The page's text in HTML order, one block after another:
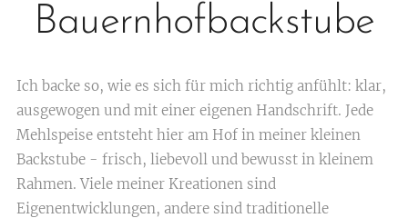
Bauernhofbackstube
Ich backe so, wie es sich für mich richtig anfühlt: klar,
ausgewogen und mit einer eigenen Handschrift. Jede
Mehlspeise entsteht hier am Hof in meiner kleinen
Backstube - frisch, liebevoll und bewusst in kleinem
Rahmen. Viele meiner Kreationen sind
Eigenentwicklungen, andere sind traditionelle